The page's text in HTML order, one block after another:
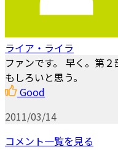
ライア・ライラ
ファンです。 早く。第
もしろいと思う。
Good
2011/03/14
コメント一覧を見る